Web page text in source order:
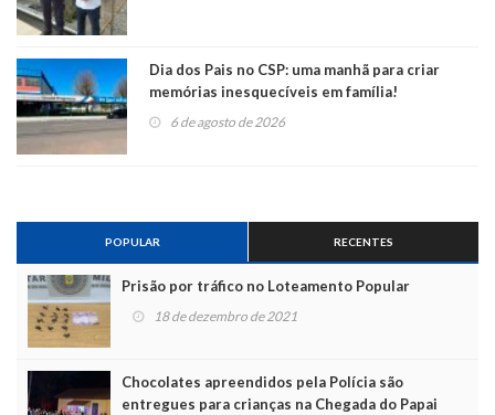
Dia dos Pais no CSP: uma manhã para criar
memórias inesquecíveis em família!
6 de agosto de 2026
POPULAR RECENTES
Prisão por tráfico no Loteamento Popular
18 de dezembro de 2021
Chocolates apreendidos pela Polícia são
entregues para crianças na Chegada do Papai